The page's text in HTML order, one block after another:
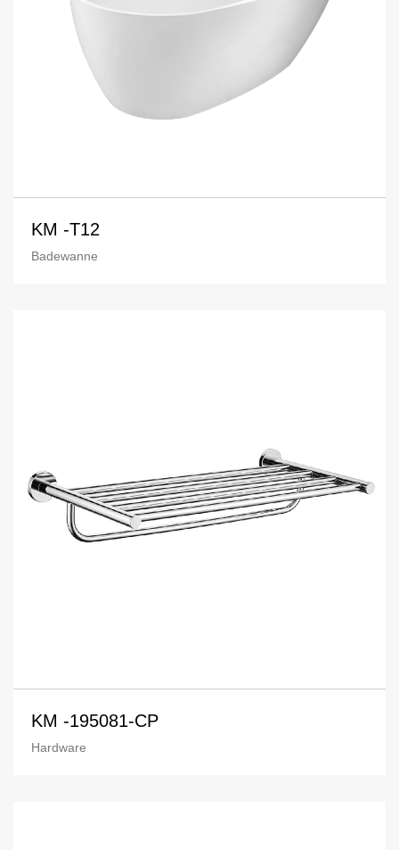
KM -T12
Badewanne
KM -195081-CP
Hardware